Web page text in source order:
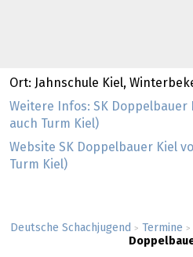
Deutsche Schachjugend > Termine >
Ort: Jahnschule Kiel,
Weitere Infos: SK Doppelbauer
auch Turm Kiel)
Website SK Doppelbauer Kiel
Turm Kiel)